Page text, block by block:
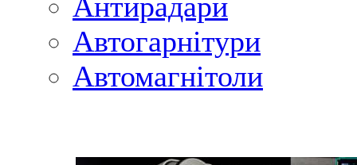
Автогарнітури
Автомагнітоли